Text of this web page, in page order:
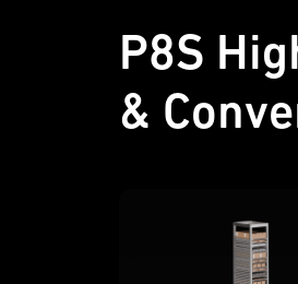
P8S
&